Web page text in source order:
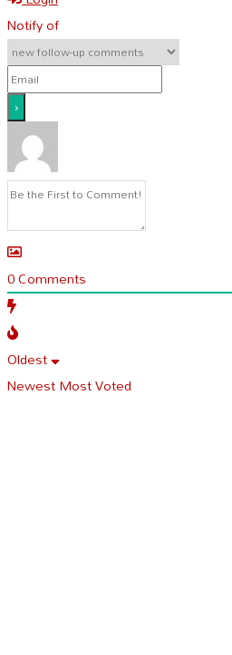
Notify of
0Comments
Oldest
NewestMost Voted